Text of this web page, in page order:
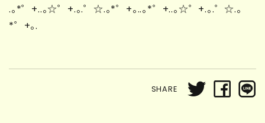
.。*゜+..。☆゜+.。.゜☆.。*゜+。..。*゜+..。☆゜+.。.゜☆.。
*゜+。.
SHARE